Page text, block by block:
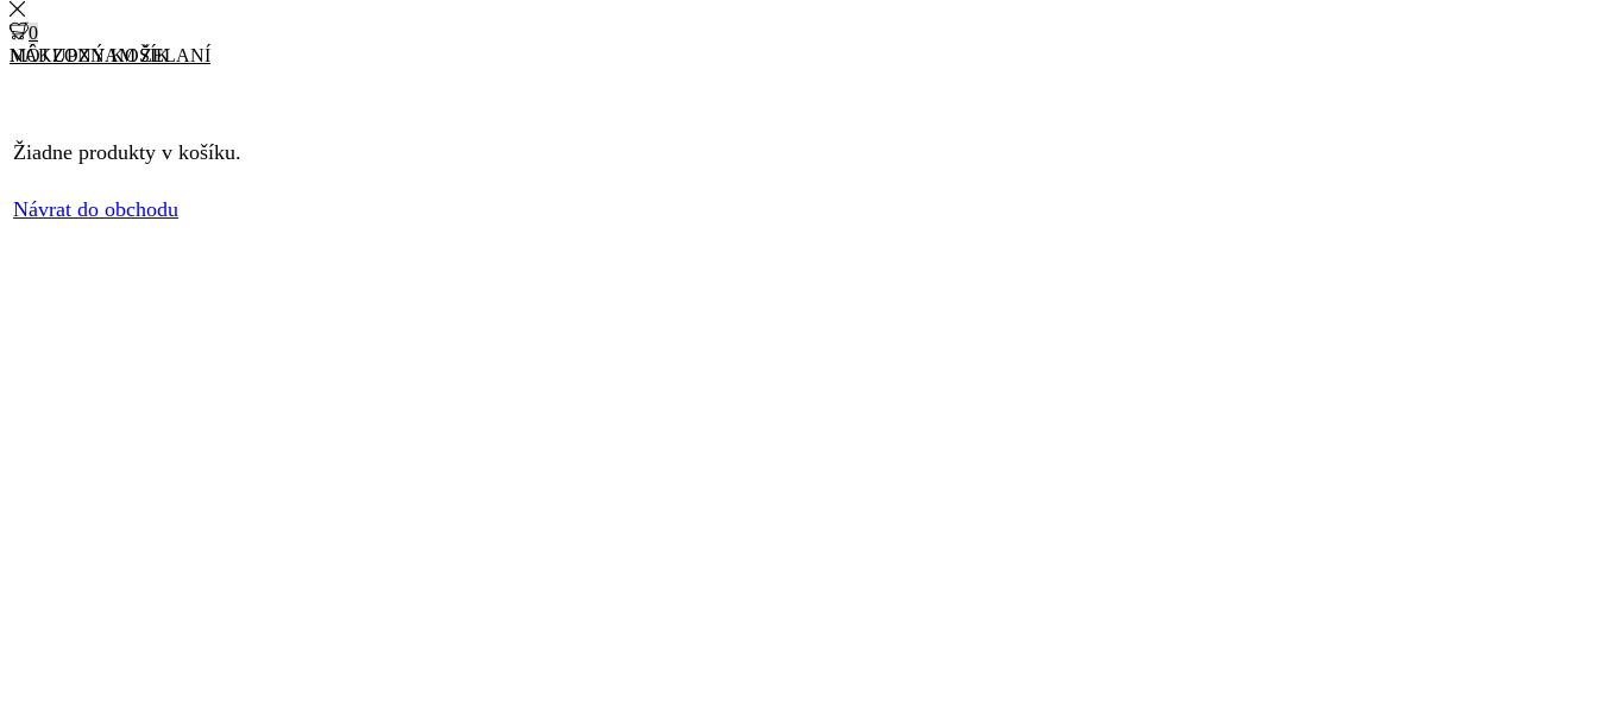
0
MÔJ ZOZNAM ŽELANÍ
0
NÁKUPNÝ KOŠÍK
Žiadne produkty v košíku.
Návrat do obchodu